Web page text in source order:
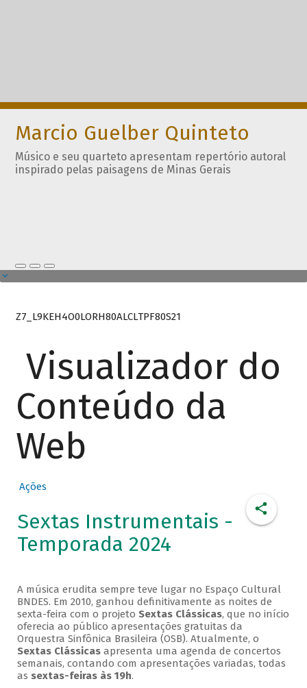
Marcio Guelber Quinteto
Músico e seu quarteto apresentam repertório autoral
inspirado pelas paisagens de Minas Gerais
Z7_L9KEH4O0LORH80ALCLTPF80S21
Visualizador do
Conteúdo da
Web
Ações
Sextas Instrumentais -
Temporada 2024
A música erudita sempre teve lugar no Espaço Cultural
BNDES. Em 2010, ganhou definitivamente as noites de
sexta-feira com o projeto Sextas Clássicas, que no início
oferecia ao público apresentações gratuitas da
Orquestra Sinfônica Brasileira (OSB). Atualmente, o
Sextas Clássicasapresenta uma agenda de concertos
semanais, contando com apresentações variadas, todas
as sextas-feiras às 19h.